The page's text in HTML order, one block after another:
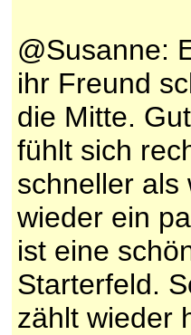
@Susanne:
ihr Freund
die Mitte.
fühlt sich
schneller als
wieder ein
ist eine
Starterfeld.
zählt wieder